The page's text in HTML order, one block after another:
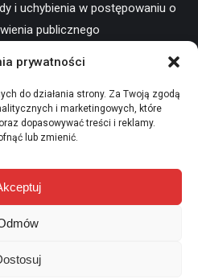
prywatności
do działania strony. Za Twoją zgodą
i marketingowych, które
dopasowywać treści i reklamy.
lub zmienić.
i uchybienia w postępowaniu o
publicznego
konkurencyjnych
wart zamówienia